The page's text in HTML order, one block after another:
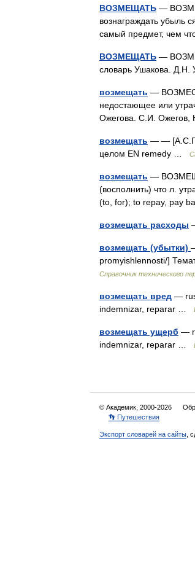
ВОЗМЕЩАТЬ —
вознаграждать убыль
самый предмет, чем
ВОЗМЕЩАТЬ —
словарь Ушакова.
возмещать —
недостающее или
Ожегова. С.И.
возмещать — —
целом EN remedy …
возмещать —
(восполнить) что л.
(to, for); to repay, pay
возмещать расходы
возмещать (убытки)
promyishlennosti/]
Справочник технического
возмещать вред —
indemnizar, reparar …
возмещать ущерб —
indemnizar, reparar …
© Академик, 2000-2026
👣 Путешествия
Экспорт словарей на сайты ,